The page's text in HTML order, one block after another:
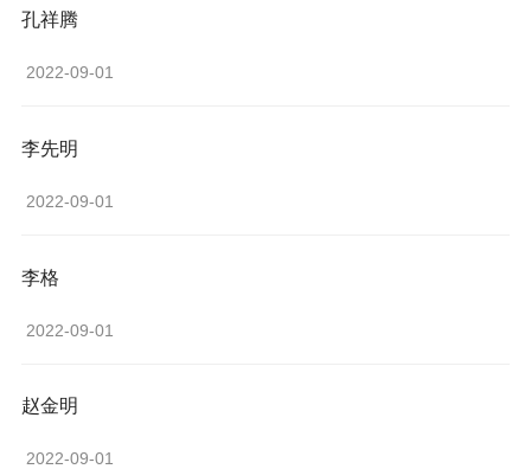
孔祥腾
2022-09-01
李先明
2022-09-01
李格
2022-09-01
赵金明
2022-09-01